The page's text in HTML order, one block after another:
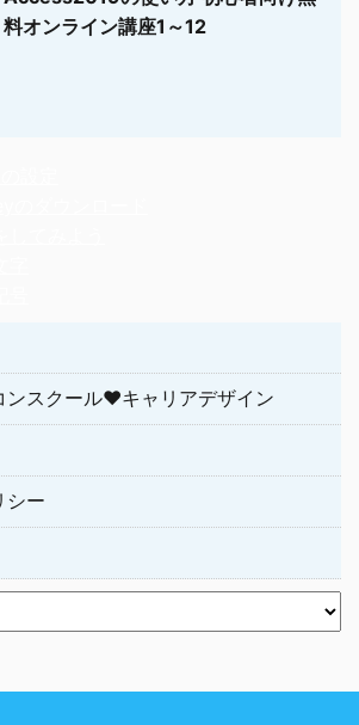
料オンライン講座1～12
ンスクール♥キャリアデザイン
シー